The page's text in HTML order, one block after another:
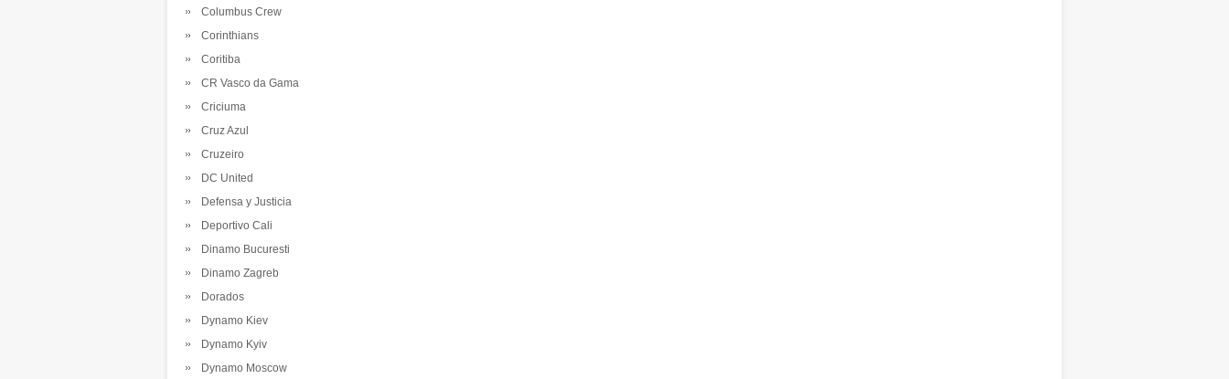
Columbus Crew
Corinthians
Coritiba
CR Vasco da Gama
Criciuma
Cruz Azul
Cruzeiro
DC United
Defensa y Justicia
Deportivo Cali
Dinamo Bucuresti
Dinamo Zagreb
Dorados
Dynamo Kiev
Dynamo Kyiv
Dynamo Moscow